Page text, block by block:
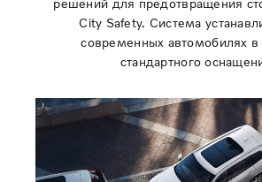
решений для предотвращения
City Safety. Система
современных автомобилях в
стандартного